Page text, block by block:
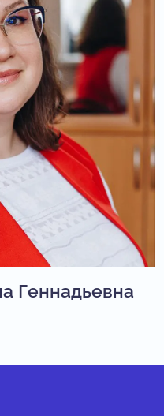
Геннадьевна